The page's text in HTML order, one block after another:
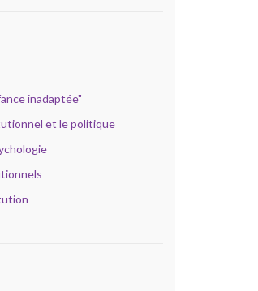
inadaptée"
et le politique